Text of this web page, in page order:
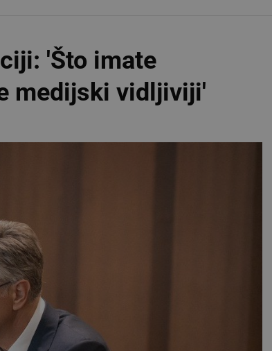
'Što imate
medijski vidljiviji'